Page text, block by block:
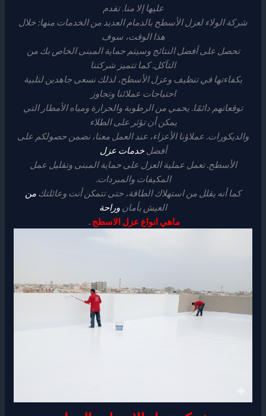
عليها إلا منا. تقدم
شركة الولاء لعزل الأسطح بالدمام العديد من الخدمات منها: خلال
هذا الوقت، سوف
تحصل على أفضل النتائج وسيتم حماية المبنى الخاص بك من
التآكل. كما تتميز شركتنا
بكفاءتها في تنظيف وعزل الأسطح، لذلك نسعى جاهدين لتلبية
احتياجات عملائنا وتجاوز
توقعاتهم دائمًا. يحمي من الرطوبة والحرارة ومياه الأمطار التي
يمكن أن تؤثر على الطلاء
والديكورات. عملاؤنا الأعزاء، عند العمل معنا، نضمن حصولكم على
أفضلخدمات عزل
الأسطح. تعمل عملية العزل على حماية المبنى وتقليل عمل
المكيفات والمبردات.
كما أنه يقلل من استهلاك الطاقة، حتى تتمكن أنت وعائلتك من
العيش بأمان وراحة
ماهي انواع عزل الاسطح.